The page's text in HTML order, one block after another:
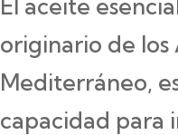
El aceite
originario de los
Mediterráneo,
capacidad para